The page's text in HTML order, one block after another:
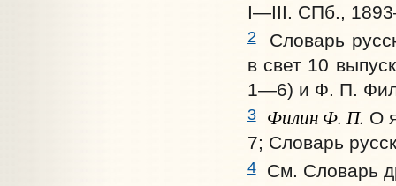
I—III. СПб.,
2Словарь
в свет 10
1—6) и Ф. П.
3 Филин Ф. П. О
7; Словарь
4См. Словарь